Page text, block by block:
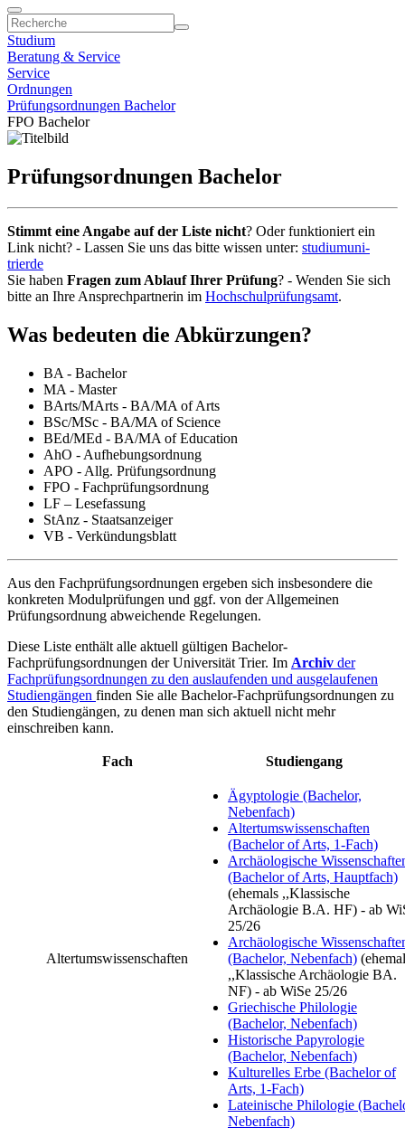
Studium
Beratung & Service
Service
Ordnungen
Prüfungsordnungen Bachelor
FPO Bachelor
Prüfungsordnungen Bachelor
Stimmt eine Angabe auf der Liste nicht? Oder funktioniert ein
Link nicht? - Lassen Sie uns das bitte wissen unter: studiumuni-
trierde
Sie haben Fragen zum Ablauf Ihrer Prüfung? - Wenden Sie sich
bitte an Ihre Ansprechpartnerin im Hochschulprüfungsamt.
Was bedeuten die Abkürzungen?
BA - Bachelor
MA - Master
BArts/MArts - BA/MA of Arts
BSc/MSc - BA/MA of Science
BEd/MEd - BA/MA of Education
AhO - Aufhebungsordnung
APO - Allg. Prüfungsordnung
FPO - Fachprüfungsordnung
LF – Lesefassung
StAnz - Staatsanzeiger
VB - Verkündungsblatt
Aus den Fachprüfungsordnungen ergeben sich insbesondere die
konkreten Modulprüfungen und ggf. von der Allgemeinen
Prüfungsordnung abweichende Regelungen.
Diese Liste enthält alle aktuell gültigen Bachelor-
Fachprüfungsordnungen der Universität Trier. Im Archiv der
Fachprüfungsordnungen zu den auslaufenden und ausgelaufenen
Studiengängen finden Sie alle Bachelor-Fachprüfungsordnungen zu
den Studiengängen, zu denen man sich aktuell nicht mehr
einschreiben kann.
Fach Studiengang
Altertumswissenschaften
Ägyptologie (Bachelor,
Nebenfach)
Altertumswissenschaften
(Bachelor of Arts, 1-Fach)
Archäologische
(Bachelor of Arts, Hauptfach)
(ehemals ,,Klassische
Archäologie B.A. HF) - ab
25/26
Archäologische
(Bachelor, Nebenfach)
,,Klassische Archäologie BA.
NF) - ab WiSe 25/26
Griechische Philologie
(Bachelor, Nebenfach)
Historische Papyrologie
(Bachelor, Nebenfach)
Kulturelles Erbe (Bachelor of
Arts, 1-Fach)
Lateinische Philologie
Nebenfach)